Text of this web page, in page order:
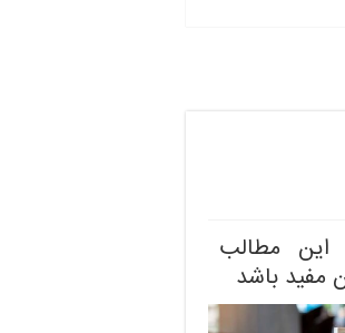
این مطالب
مفید باشد